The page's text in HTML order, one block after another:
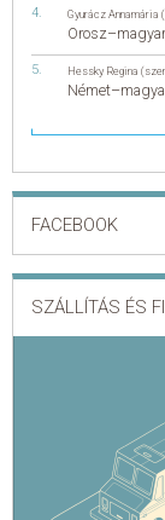
Gyurácz Annamária
Hessky Regina
FACEBOOK
SZÁLLÍTÁS ÉS